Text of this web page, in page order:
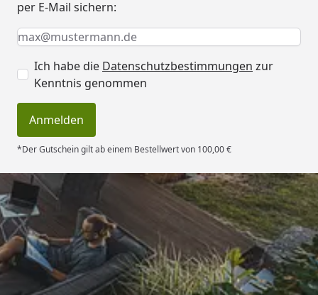
per E-Mail sichern:
Keine Eingabe erforderlich
Eingabe erforderlich
E-Mail *
Ich habe die Datenschutzbestimmungen zur
Kenntnis genommen
Anmelden
*Der Gutschein gilt ab einem Bestellwert von 100,00 €
Trusted Shops
4,83/ 5